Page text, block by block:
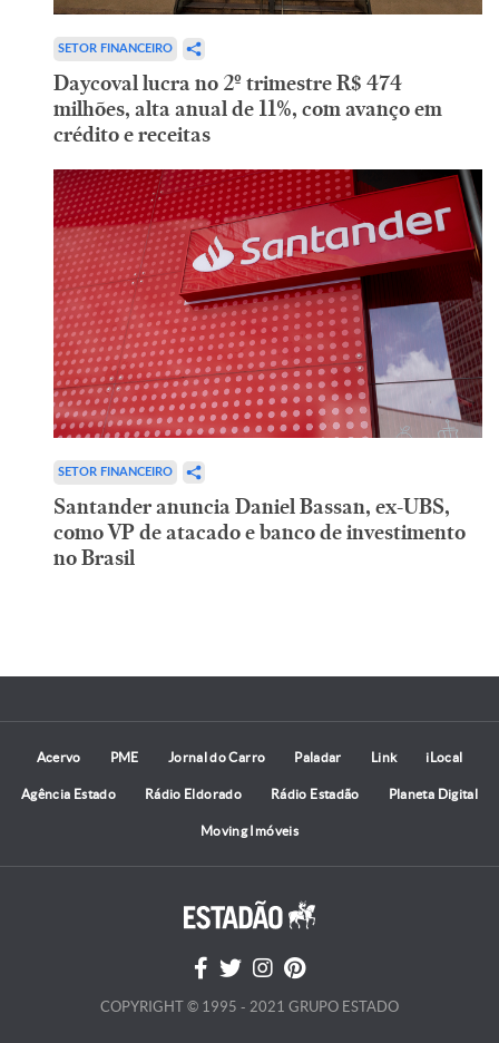
SETOR FINANCEIRO
Daycoval lucra no 2º trimestre R$ 474
milhões, alta anual de 11%, com avanço em
crédito e receitas
SETOR FINANCEIRO
Santander anuncia Daniel Bassan, ex-UBS,
como VP de atacado e banco de investimento
no Brasil
Acervo PME Jornal do Carro Paladar Link iLocal
Agência Estado Rádio Eldorado Rádio Estadão Planeta Digital
Moving Imóveis
COPYRIGHT © 1995 - 2021 GRUPO ESTADO